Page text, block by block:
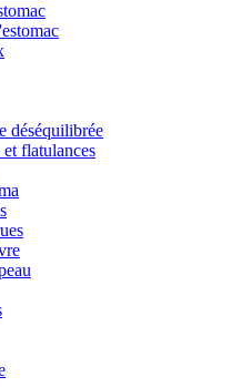
déséquilibrée
flatulances